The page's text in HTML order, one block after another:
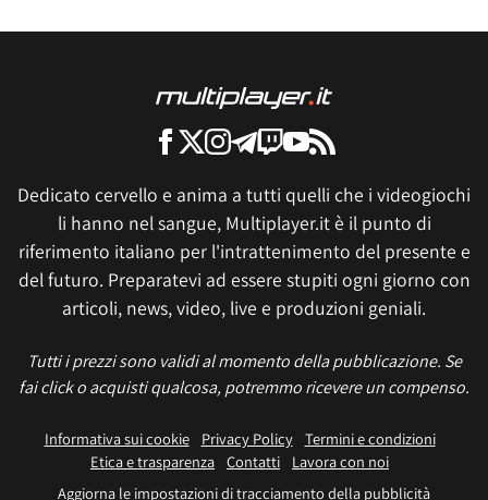
Dedicato cervello e anima a tutti quelli che i videogiochi
li hanno nel sangue, Multiplayer.it è il punto di
riferimento italiano per l'intrattenimento del presente e
del futuro. Preparatevi ad essere stupiti ogni giorno con
articoli, news, video, live e produzioni geniali.
Tutti i prezzi sono validi al momento della pubblicazione. Se
fai click o acquisti qualcosa, potremmo ricevere un compenso.
Informativa sui cookie Privacy Policy
Termini e condizioni
Etica e trasparenza Contatti
Lavora con noi
Aggiorna le impostazioni di tracciamento della pubblicità